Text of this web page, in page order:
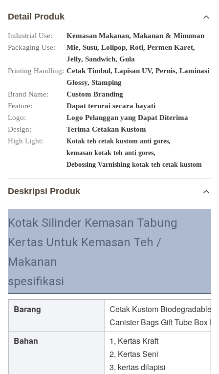
Detail Produk
Industrial Use:
Kemasan Makanan, Makanan & Minuman
Packaging Use:
Mie, Susu, Lolipop, Roti, Permen Karet,
Jelly, Sandwich, Gula
Printing Handling: Cetak Timbul, Lapisan UV, Pernis, Laminasi
Glossy, Stamping
Brand Name:
Custom Branding
Feature:
Dapat terurai secara hayati
Logo:
Logo Pelanggan yang Dapat Diterima
Design:
Terima Cetakan Kustom
High Light:
Kotak teh cetak kustom anti gores,
kemasan kotak teh anti gores,
Debossing Varnishing kotak teh cetak kustom
Deskripsi Produk
Kotak Silinder Kemasan Tabung
Kertas Untuk Kemasan Teh /
Makanan
spesifikasi
Barang
Cetak Kustom Biodegradable
Canister Bags Gift Tube Box
Bahan
1, Kertas Kraft
2, Kertas Seni
3, kertas dilapisi